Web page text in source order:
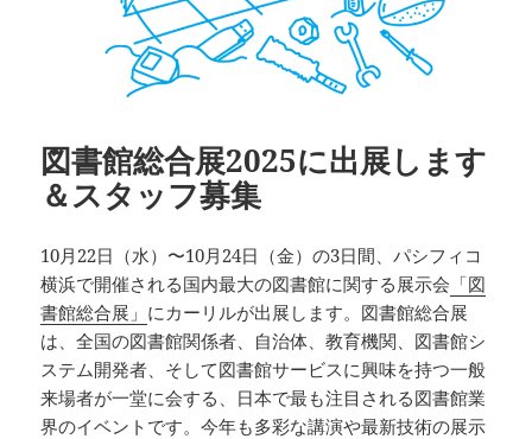
図書館総合展2025に出展します
＆スタッフ募集
10月22日（水）〜10月24日（金）の3日間、パシフィコ
横浜で開催される国内最大の図書館に関する展示会 「図
書館総合展」 にカーリルが出展します。図書館総合展
は、全国の図書館関係者、自治体、教育機関、図書館シ
ステム開発者、そして図書館サービスに興味を持つ一般
来場者が一堂に会する、日本で最も注目される図書館業
界のイベントです。今年も多彩な講演や最新技術の展示